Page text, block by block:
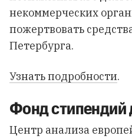
некоммерческих
пожертвовать
Петербурга.
Узнать подробности.
Фонд стипендий
Центр анализа